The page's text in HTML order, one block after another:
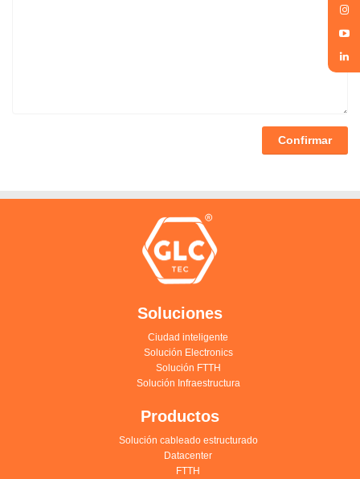
Confirmar
Soluciones
Ciudad inteligente
Solución Electronics
Solución FTTH
Solución Infraestructura
Productos
Solución cableado estructurado
Datacenter
FTTH